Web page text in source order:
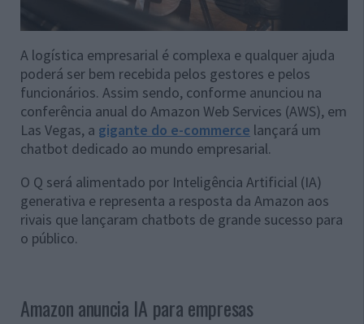
A logística empresarial é complexa e qualquer ajuda
poderá ser bem recebida pelos gestores e pelos
funcionários. Assim sendo, conforme anunciou na
conferência anual do Amazon Web Services (AWS), em
Las Vegas, a gigante do e-commerce lançará um
chatbot dedicado ao mundo empresarial.
O Q será alimentado por Inteligência Artificial (IA)
generativa e representa a resposta da Amazon aos
rivais que lançaram chatbots de grande sucesso para
o público.
Amazon anuncia IA para empresas